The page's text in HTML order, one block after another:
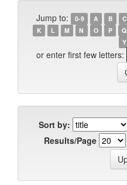
Jump to: 0-9 A B C
K
L M N O P Q
Y
or enter first few letters:
Sort by:
Results/Page